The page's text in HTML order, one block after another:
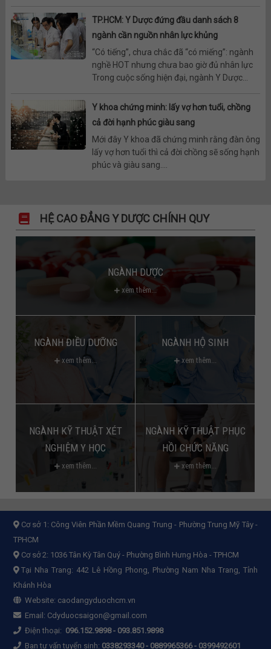
TP.HCM: Y Dược đứng đầu danh sách 8
ngành cần nguồn nhân lực khủng
“Có tiếng”, chưa chắc đã “có miếng”: ngành
nghề HOT nhưng chưa bao giờ đủ nhân lực
Trong cuộc sống hiện đại, ngành Y Dược...
Y khoa chứng minh: lấy vợ hơn tuổi, chồng
cả đời hạnh phúc giàu sang
Mới đây Y khoa đã chứng minh rằng đàn ông
lấy vợ hơn tuổi thì cả đời chồng sẽ sống hạnh
phúc và giàu sang....
HỆ CAO ĐẲNG Y DƯỢC CHÍNH QUY
NGÀNH DƯỢC
xem thêm...
NGÀNH ĐIỀU DƯỠNG
xem thêm...
NGÀNH HỘ SINH
xem thêm...
NGÀNH KỸ THUẬT XÉT
NGHIỆM Y HỌC
xem thêm...
NGÀNH KỸ THUẬT PHỤC
HỒI CHỨC NĂNG
xem thêm...
Cơ sở 1: Công Viên Phần Mềm Quang Trung - Phường Trung Mỹ Tây -
TPHCM
Cơ sở 2: 1036 Tân Kỳ Tân Quý - Phường Bình Hưng Hòa - TPHCM
Tại Nha Trang: 442 Lê Hồng Phong, Phường Nam Nha Trang, Tỉnh
Khánh Hòa
Website: caodangyduochcm.vn
Email: Cdyduocsaigon@gmail.com
Điện thoại: 096.152.9898- 093.851.9898
Ban tư vấn tuyển sinh: 0338293340 - 0889965366 - 0399492601